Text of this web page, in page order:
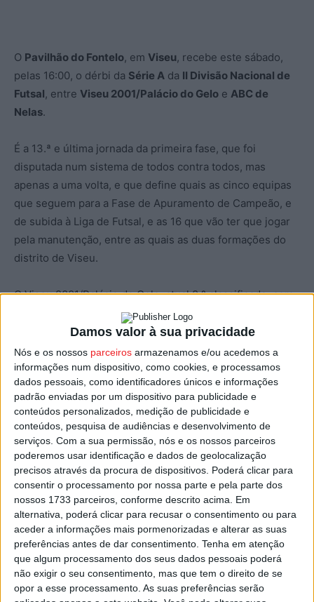
Damos valor à sua privacidade
Nós e os nossos parceiros armazenamos e/ou acedemos a
informações num dispositivo, como cookies, e processamos
dados pessoais, como identificadores únicos e informações
padrão enviadas por um dispositivo para publicidade e
conteúdos personalizados, medição de publicidade e
conteúdos, pesquisa de audiências e desenvolvimento de
serviços. Com a sua permissão, nós e os nossos parceiros
poderemos usar identificação e dados de geolocalização
precisos através da procura de dispositivos. Poderá clicar para
consentir o processamento por nossa parte e pela parte dos
nossos 1733 parceiros, conforme descrito acima. Em
alternativa, poderá clicar para recusar o consentimento ou para
aceder a informações mais pormenorizadas e alterar as suas
preferências antes de dar consentimento. Tenha em atenção
que algum processamento dos seus dados pessoais poderá
não exigir o seu consentimento, mas que tem o direito de se
opor a esse processamento. As suas preferências serão
O Pavilhão do Fontelo, em Viseu, recebe este sábado,
pelas 16:00, o dérbi da Série A da II Divisão Nacional de
Futsal, entre Viseu 2001/Palácio do Gelo e ABC de
Nelas.
É a 13.ª e última jornada da primeira fase, que foi
disputada num sistema de todos contra todos, mas
apenas a uma volta, e que define quais as cinco equipas
que seguem para a Fase de Apuramento de Campeão, e
de subida à Liga de Futsal, e as 16 que vão ter que jogar
pela manutenção, entre as quais as duas formações do
distrito de Viseu.
O Viseu 2001/Palácio do Gelo, atual 8.º classificado, com
14 pontos, vai receber o ABC de Nelas, 11.º com apenas 9
pontos em 11 jogos já realizados.
A 2.ª Fase de Manutenção e Descida será jogada por 16
clubes, divididos em duas séries e oito equipas cada,
com a Série 1constituída pelo 7.º, 79.º, 11.º e 13.º
classificados da Série A, e pelo 6.º, 8.º, 10.º e 12.º
classificados da Série B, e aSérie 2, pelo 6.º, 8.º, 10, e
12º classificados da Série A, e pelos 7.º, 9.º, 11.º, e 13.º
classificados da Série B.
A constituição das séries finais será apenas conhecida
após a realização da última jornada, e Viseu 2001/Palácio
do gelo e ABC de Nelas poderão, ou não, integrar a
mesma série final, tudo então dependendo do que venha
a acontecer nos vários recintos que acolhem as partidas